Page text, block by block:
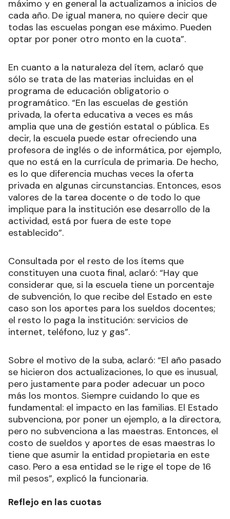
máximo y en general la actualizamos a inicios de
cada año. De igual manera, no quiere decir que
todas las escuelas pongan ese máximo. Pueden
optar por poner otro monto en la cuota”.
En cuanto a la naturaleza del ítem, aclaró que
sólo se trata de las materias incluidas en el
programa de educación obligatorio o
programático. “En las escuelas de gestión
privada, la oferta educativa a veces es más
amplia que una de gestión estatal o pública. Es
decir, la escuela puede estar ofreciendo una
profesora de inglés o de informática, por ejemplo,
que no está en la currícula de primaria. De hecho,
es lo que diferencia muchas veces la oferta
privada en algunas circunstancias. Entonces, esos
valores de la tarea docente o de todo lo que
implique para la institución ese desarrollo de la
actividad, está por fuera de este tope
establecido”.
Consultada por el resto de los ítems que
constituyen una cuota final, aclaró: “Hay que
considerar que, si la escuela tiene un porcentaje
de subvención, lo que recibe del Estado en este
caso son los aportes para los sueldos docentes;
el resto lo paga la institución: servicios de
internet, teléfono, luz y gas”.
Sobre el motivo de la suba, aclaró: “El año pasado
se hicieron dos actualizaciones, lo que es inusual,
pero justamente para poder adecuar un poco
más los montos. Siempre cuidando lo que es
fundamental: el impacto en las familias. El Estado
subvenciona, por poner un ejemplo, a la directora,
pero no subvenciona a las maestras. Entonces, el
costo de sueldos y aportes de esas maestras lo
tiene que asumir la entidad propietaria en este
caso. Pero a esa entidad se le rige el tope de 16
mil pesos”, explicó la funcionaria.
Reflejo en las cuotas